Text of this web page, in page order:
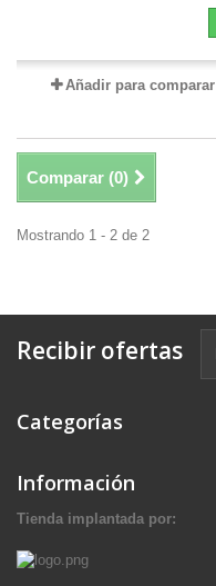
Añadir para comparar
Comparar (0)
Mostrando 1 - 2 de 2
Recibir ofertas
Categorías
Información
Tienda implantada por: